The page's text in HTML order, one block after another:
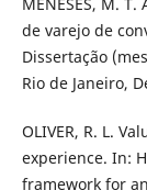
de varejo de
Dissertação
Rio de Janeiro,
OLIVER, R. L.
experience. In:
framework for